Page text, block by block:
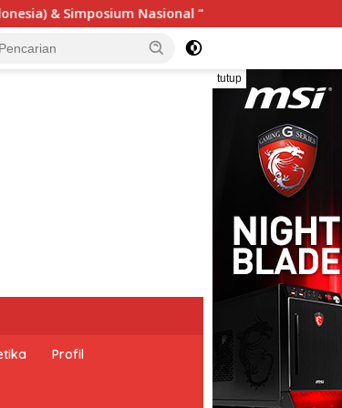
Undang Perekonomian Nasional dan
tutup
Profil